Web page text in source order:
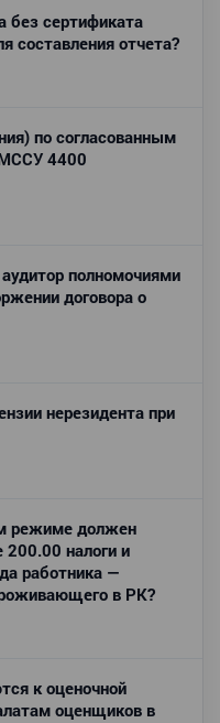
без сертификата
составления отчета?
по согласованным
МССУ 4400
полномочиями
договора о
нерезидента при
режиме должен
налоги и
работника —
в РК?
к оценочной
оценщиков в